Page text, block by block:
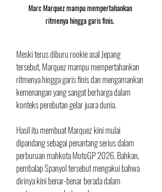
Marc Marquez mampu mempertahankan
ritmenya hingga garis finis.
Meski terus diburu rookie asal Jepang
tersebut, Marquez mampu mempertahankan
ritmenya hingga garis finis dan mengamankan
kemenangan yang sangat berharga dalam
konteks perebutan gelar juara dunia.
Hasil itu membuat Marquez kini mulai
dipandang sebagai penantang serius dalam
perburuan mahkota MotoGP 2026. Bahkan,
pembalap Spanyol tersebut mengakui bahwa
dirinya kini benar-benar berada dalam